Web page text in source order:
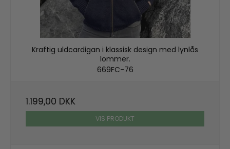
Kraftig uldcardigan i klassisk design med lynlås
lommer.
669FC-76
1.199,00 DKK
VIS PRODUKT